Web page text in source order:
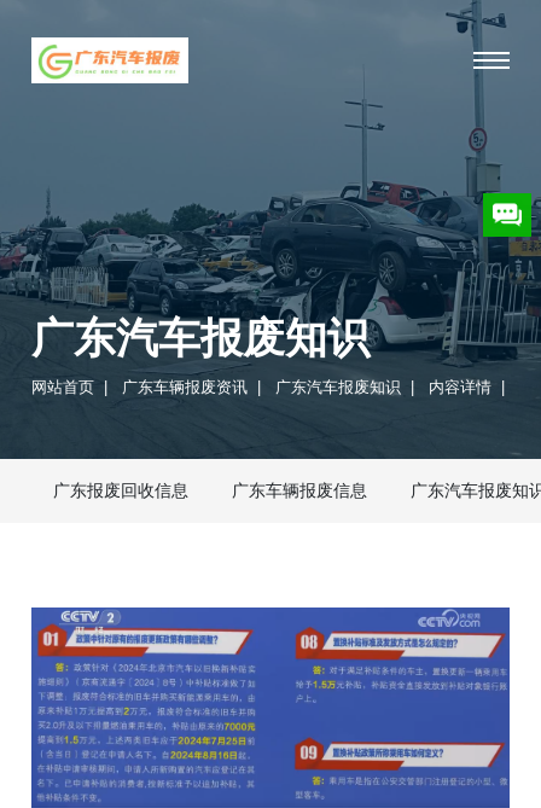
广东汽车报废知识
网站首页 广东车辆报废资讯 广东汽车报废知识 内容详情
广东报废回收信息 广东车辆报废信息 广东汽车报废知